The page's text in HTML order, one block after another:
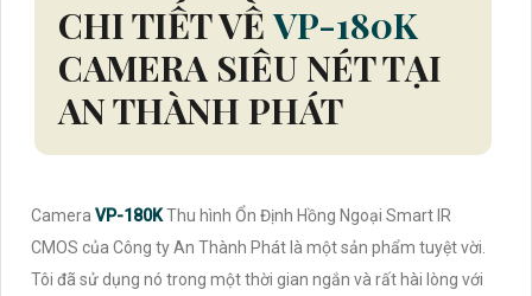
CHI TIẾT VỀVP-180K
CAMERA SIÊU NÉT TẠI
AN THÀNH PHÁT
Camera VP-180KThu hình Ổn Định Hồng Ngoại Smart IR
CMOS của Công ty An Thành Phát là một sản phẩm tuyệt vời.
Tôi đã sử dụng nó trong một thời gian ngắn và rất hài lòng với